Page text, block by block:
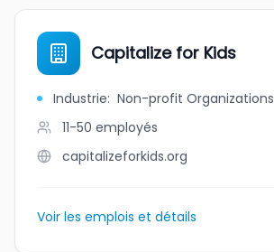
Capitalize for Kids
Industrie: Non-profit Organizations
11-50 employés
capitalizeforkids.org
Voir les emplois et détails